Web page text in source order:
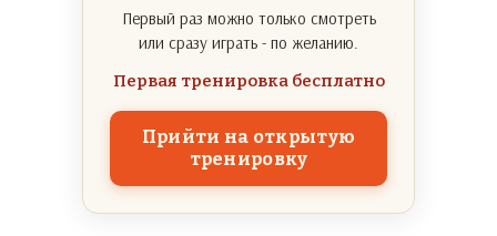
Первый раз можно только смотреть
или сразу играть - по желанию.
Первая тренировка бесплатно
Прийти на открытую
тренировку